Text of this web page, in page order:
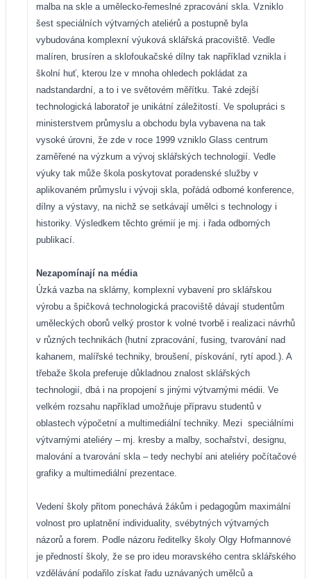
malba na skle a umělecko-řemeslné zpracování skla. Vzniklo
šest speciálních výtvarných ateliérů a postupně byla
vybudována komplexní výuková sklářská pracoviště. Vedle
malíren, brusíren a sklofoukačské dílny tak například vznikla i
školní huť, kterou lze v mnoha ohledech pokládat za
nadstandardní, a to i ve světovém měřítku. Také zdejší
technologická laboratoř je unikátní záležitostí. Ve spolupráci s
ministerstvem průmyslu a obchodu byla vybavena na tak
vysoké úrovni, že zde v roce 1999 vzniklo Glass centrum
zaměřené na výzkum a vývoj sklářských technologií. Vedle
výuky tak může škola poskytovat poradenské služby v
aplikovaném průmyslu i vývoji skla, pořádá odborné konference,
dílny a výstavy, na nichž se setkávají umělci s technology i
historiky. Výsledkem těchto grémií je mj. i řada odborných
publikací.
Nezapomínají na média
Úzká vazba na sklárny, komplexní vybavení pro sklářskou
výrobu a špičková technologická pracoviště dávají studentům
uměleckých oborů velký prostor k volné tvorbě i realizaci návrhů
v různých technikách (hutní zpracování, fusing, tvarování nad
kahanem, malířské techniky, broušení, pískování, rytí apod.). A
třebaže škola preferuje důkladnou znalost sklářských
technologií, dbá i na propojení s jinými výtvarnými médii. Ve
velkém rozsahu například umožňuje přípravu studentů v
oblastech výpočetní a multimediální techniky. Mezi speciálními
výtvarnými ateliéry – mj. kresby a malby, sochařství, designu,
malování a tvarování skla – tedy nechybí ani ateliéry počítačové
grafiky a multimediální prezentace.
Vedení školy přitom ponechává žákům i pedagogům maximální
volnost pro uplatnění individuality, svébytných výtvarných
názorů a forem. Podle názoru ředitelky školy Olgy Hofmannové
je předností školy, že se pro ideu moravského centra sklářského
vzdělávání podařilo získat řadu uznávaných umělců a